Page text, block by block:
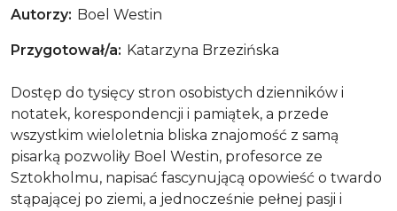
Tove Jansson. Mama Muminków
Autorzy Boel Westin
Przygotował/a Katarzyna Brzezińska
Dostęp do tysięcy stron osobistych dzienników i
notatek, korespondencji i pamiątek, a przede
wszystkim wieloletnia bliska znajomość z samą
pisarką pozwoliły Boel Westin, profesorce ze
Sztokholmu, napisać fascynującą opowieść o twardo
stąpającej po ziemi, a jednocześnie pełnej pasji i